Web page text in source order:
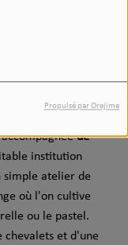
Propulsé par Orejime
Lancelle,
de
institution
simple atelier de
où l'on cultive
ou le pastel.
chevalets et d'une